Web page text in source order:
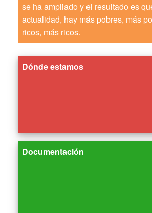
se ha ampliado y el resultado es
actualidad, hay más pobres, más
ricos, más ricos.
Dónde estamos
Documentación